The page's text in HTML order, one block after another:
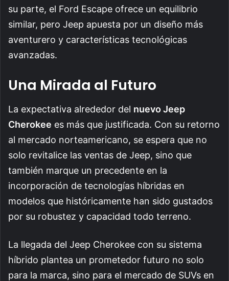
su parte, el Ford Escape ofrece un equilibrio
similar, pero Jeep apuesta por un diseño más
aventurero y características tecnológicas
avanzadas.
Una Mirada al Futuro
La expectativa alrededor del nuevo Jeep
Cherokee es más que justificada. Con su retorno
al mercado norteamericano, se espera que no
solo revitalice las ventas de Jeep, sino que
también marque un precedente en la
incorporación de tecnologías híbridas en
modelos que históricamente han sido gustados
por su robustez y capacidad todo terreno.
La llegada del Jeep Cherokee con su sistema
híbrido plantea un prometedor futuro no solo
para la marca, sino para el mercado de SUVs en